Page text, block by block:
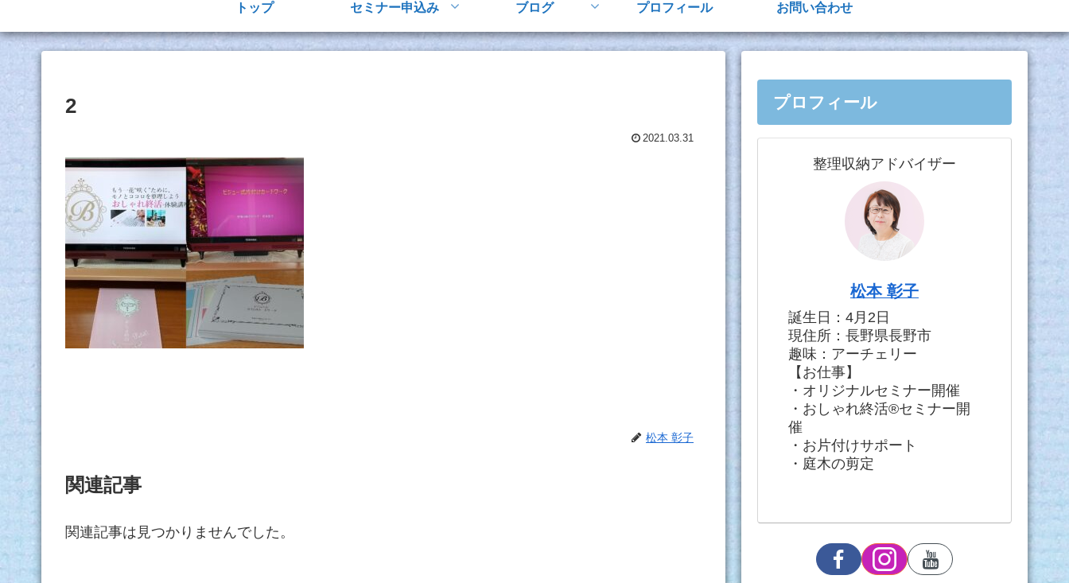
トップ セミナー申込み ブログ プロフィール お問い合わせ
2
2021.03.31
松本 彰子
関連記事
関連記事は見つかりませんでした。
プロフィール
整理収納アドバイザー
松本 彰子
誕生日：4月2日
現住所：長野県長野市
趣味：アーチェリー
【お仕事】
・オリジナルセミナー開催
・おしゃれ終活®セミナー開
催
・お片付けサポート
・庭木の剪定